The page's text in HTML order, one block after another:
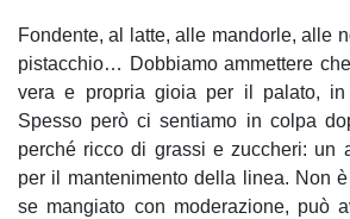
Fondente, al latte, alle mandorle, alle
pistacchio… Dobbiamo ammettere
vera e propria gioia per il palato, in
Spesso però ci sentiamo in colpa
perché ricco di grassi e zuccheri: un
per il mantenimento della linea. Non
se mangiato con moderazione, può